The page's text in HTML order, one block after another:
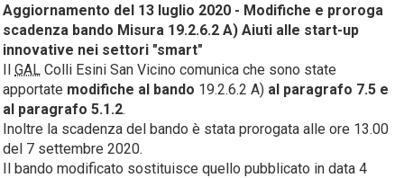
Aggiornamento del 13 luglio 2020 - Modifiche e proroga
scadenza bando Misura 19.2.6.2 A) Aiuti alle start-up
innovative nei settori "smart"
Il GAL Colli Esini San Vicino comunica che sono state
apportate modifiche al bando 19.2.6.2 A) al paragrafo 7.5 e
al paragrafo 5.1.2.
Inoltre la scadenza del bando è stata prorogata alle ore 13.00
del 7 settembre 2020.
Il bando modificato sostituisce quello pubblicato in data 4